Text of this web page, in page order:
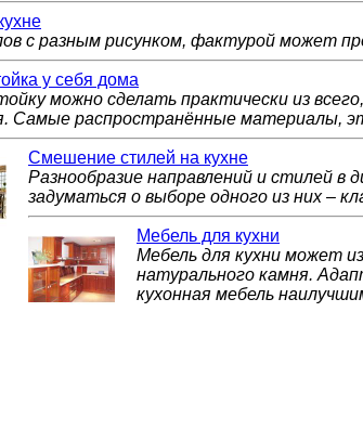
с разным рисунком, фактурой может
у себя дома
можно сделать практически из
Самые распространённые материалы,
Смешение стилей на кухне
Разнообразие направлений и стилей в
задуматься о выборе одного из них –
Мебель для кухни
Мебель для кухни может
натурального камня.
кухонная мебель